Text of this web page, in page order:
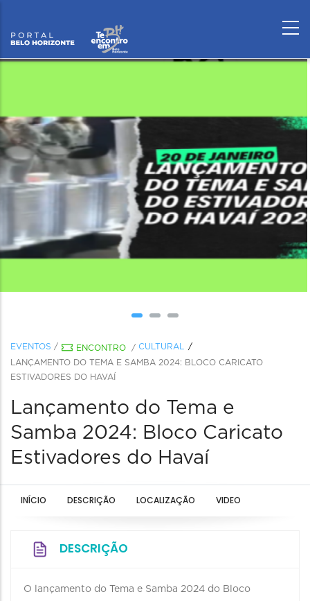
EVENTOS / ENCONTRO / CULTURAL
LANÇAMENTO DO TEMA E SAMBA 2024: BLOCO CARICATO
ESTIVADORES DO HAVAÍ
Lançamento do Tema e
Samba 2024: Bloco Caricato
Estivadores do Havaí
INÍCIO DESCRIÇÃO LOCALIZAÇÃO VIDEO
DESCRIÇÃO
O lançamento do Tema e Samba 2024 do Bloco